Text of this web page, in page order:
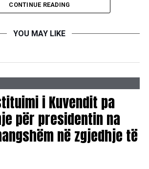
që shënuan datën 17 qershor
Genc Demjaha, ligjëroi në
të Shoqatës së Mjekëve Shqiptarë
CONTINUE READING
YOU MAY LIKE
i Kuvendit pa
për presidentin na
në zgjedhje të